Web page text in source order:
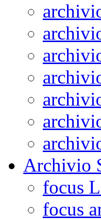
Archivio
focus
focus